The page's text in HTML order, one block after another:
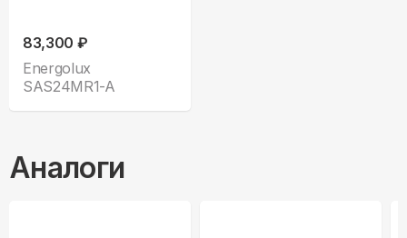
83,300 ₽
Energolux
SAS24MR1-A
Аналоги